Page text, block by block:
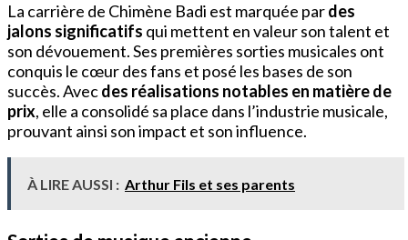
La carrière de Chimène Badi est marquée pardes
jalons significatifs qui mettent en valeur son talent et
son dévouement. Ses premières sorties musicales ont
conquis le cœur des fans et posé les bases de son
succès. Avecdes réalisations notables en matière de
prix, elle a consolidé sa place dans l’industrie musicale,
prouvant ainsi son impact et son influence.
À LIRE AUSSI : Arthur Fils et ses parents